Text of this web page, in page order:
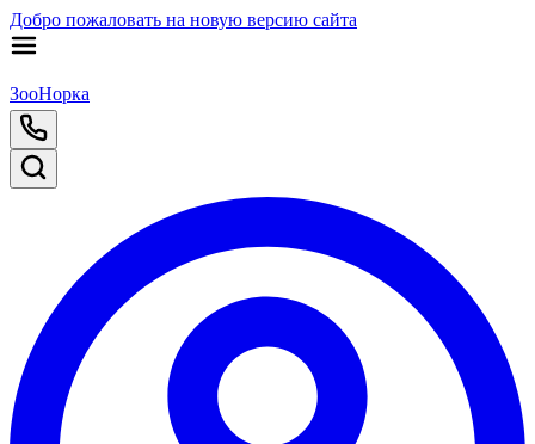
Добро пожаловать на новую версию сайта
ЗооНорка